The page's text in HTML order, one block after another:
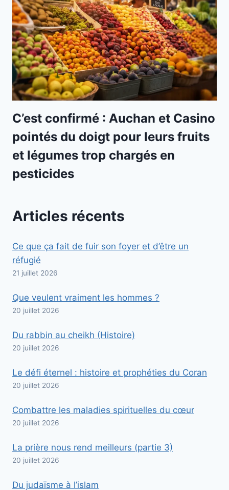
C’est confirmé : Auchan et Casino
pointés du doigt pour leurs fruits
et légumes trop chargés en
pesticides
Articles récents
Ce que ça fait de fuir son foyer et d’être un
réfugié
21 juillet 2026
Que veulent vraiment les hommes ?
20 juillet 2026
Du rabbin au cheikh (Histoire)
20 juillet 2026
Le défi éternel : histoire et prophéties du Coran
20 juillet 2026
Combattre les maladies spirituelles du cœur
20 juillet 2026
La prière nous rend meilleurs (partie 3)
20 juillet 2026
Du judaïsme à l’islam